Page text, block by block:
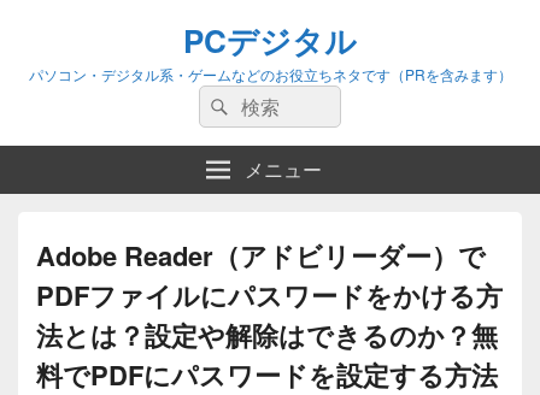
PCデジタル
パソコン・デジタル系・ゲームなどのお役立ちネタです（PRを含みます）
検
索:
検
索
メニュー
Adobe Reader（アドビリーダー）で
PDFファイルにパスワードをかける方
法とは？設定や解除はできるのか？無
料でPDFにパスワードを設定する方法